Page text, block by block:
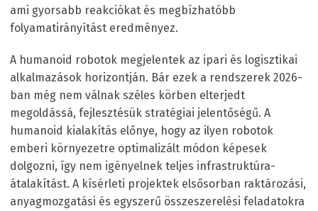
ami gyorsabb reakciókat és megbízhatóbb
folyamatirányítást eredményez.
A humanoid robotok megjelentek az ipari és logisztikai
alkalmazások horizontján. Bár ezek a rendszerek 2026-
ban még nem válnak széles körben elterjedt
megoldássá, fejlesztésük stratégiai jelentőségű. A
humanoid kialakítás előnye, hogy az ilyen robotok
emberi környezetre optimalizált módon képesek
dolgozni, így nem igényelnek teljes infrastruktúra-
átalakítást. A kísérleti projektek elsősorban raktározási,
anyagmozgatási és egyszerű összeszerelési feladatokra